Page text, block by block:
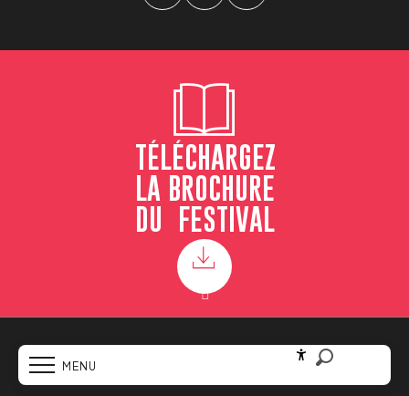
MENU Accessibilité
Recherche
TÉLÉCHARGEZ
LA BROCHURE
DU FESTIVAL
POLITIQUE DE CONFIDENTIALITÉ